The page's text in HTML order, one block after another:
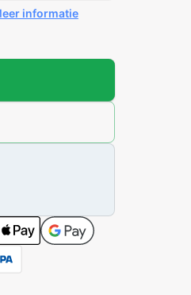
informatie